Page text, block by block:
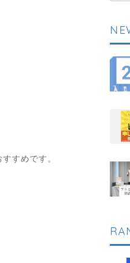
すめです。